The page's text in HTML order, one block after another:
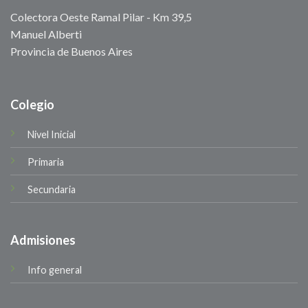
Colectora Oeste Ramal Pilar - Km 39,5
Manuel Alberti
Provincia de Buenos Aires
Colegio
Nivel Inicial
Primaria
Secundaria
Admisiones
Info general